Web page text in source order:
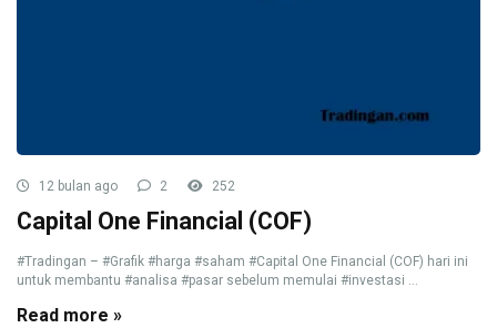
12 bulan ago 2 252
Capital One Financial (COF)
#Tradingan – #Grafik #harga #saham #Capital One Financial (COF) hari ini
untuk membantu #analisa #pasar sebelum memulai #investasi ...
Read more »